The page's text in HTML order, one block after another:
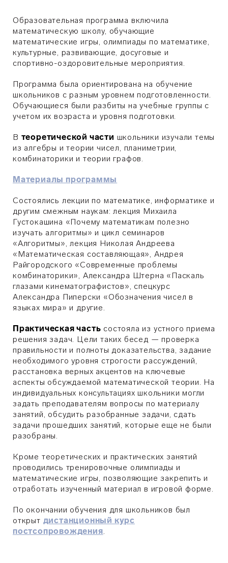
Образовательная программа включила
математическую школу, обучающие
математические игры, олимпиады по математике,
культурные, развивающие, досуговые и
спортивно-оздоровительные мероприятия.
Программа была ориентирована на обучение
школьников с разным уровнем подготовленности.
Обучающиеся были разбиты на учебные группы с
учетом их возраста и уровня подготовки.
В теоретической части школьники изучали темы
из алгебры и теории чисел, планиметрии,
комбинаторики и теории графов.
Материалы программы
Состоялись лекции по математике, информатике и
другим смежным наукам: лекция Михаила
Густокашина «Почему математикам полезно
изучать алгоритмы» и цикл семинаров
«Алгоритмы», лекция Николая Андреева
«Математическая составляющая», Андрея
Райгородского «Современные проблемы
комбинаторики», Александра Штерна «Паскаль
глазами кинематографистов», спецкурс
Александра Пиперски «Обозначения чисел в
языках мира» и другие.
Практическая часть состояла из устного приема
решения задач. Цели таких бесед — проверка
правильности и полноты доказательства, задание
необходимого уровня строгости рассуждений,
расстановка верных акцентов на ключевые
аспекты обсуждаемой математической теории. На
индивидуальных консультациях школьники могли
задать преподавателям вопросы по материалу
занятий, обсудить разобранные задачи, сдать
задачи прошедших занятий, которые еще не были
разобраны.
Кроме теоретических и практических занятий
проводились тренировочные олимпиады и
математические игры, позволяющие закрепить и
отработать изученный материал в игровой форме.
По окончании обучения для школьников был
открыт дистанционный курс
постсопровождения.